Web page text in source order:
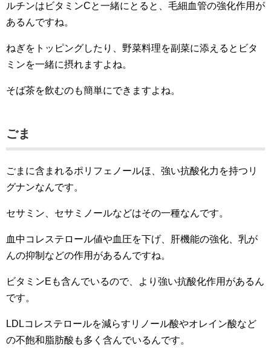
ルチンはビタミンCと一緒にとると、毛細血管の強化作用が
あるんですね。
ねぎをトッピングしたり、野菜料理を副菜に添えるとビタ
ミンを一緒に摂れますよね。
そば茶を飲むのも簡単にできますよね。
ごま
ごまに含まれるポリフェノールほ、強い抗酸化力を持つリ
グナンなんです。
セサミン、セサミノールなどはその一種なんです。
血中コレステロール値や血圧を下げ、肝機能の強化、乳が
んの抑制などの作用があるんですね。
ビタミンEも含んでいるので、より強い抗酸化作用があるん
です。
LDLコレステロールを減らすリノール酸やオレイン酸など
の不飽和脂肪酸も多く含んでいるんです。